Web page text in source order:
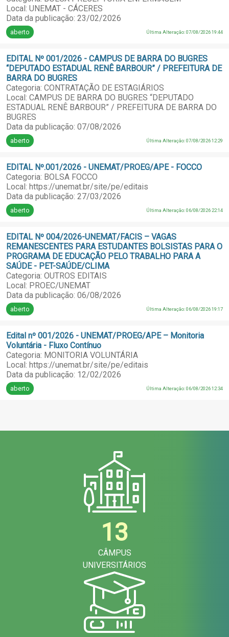
Local: UNEMAT - CÁCERES
Data da publicação: 23/02/2026
aberto Última Alteração: 07/08/2026 19:44
EDITAL Nº 001/2026 - CAMPUS DE BARRA DO BUGRES
“DEPUTADO ESTADUAL RENÊ BARBOUR” / PREFEITURA DE
BARRA DO BUGRES
Categoria: CONTRATAÇÃO DE ESTAGIÁRIOS
Local: CAMPUS DE BARRA DO BUGRES “DEPUTADO
ESTADUAL RENÊ BARBOUR” / PREFEITURA DE BARRA DO
BUGRES
Data da publicação: 07/08/2026
aberto Última Alteração: 07/08/2026 12:29
EDITAL Nº.001/2026 - UNEMAT/PROEG/APE - FOCCO
Categoria: BOLSA FOCCO
Local: https://unemat.br/site/pe/editais
Data da publicação: 27/03/2026
aberto Última Alteração: 06/08/2026 22:14
EDITAL Nº 004/2026-UNEMAT/FACIS – VAGAS
REMANESCENTES PARA ESTUDANTES BOLSISTAS PARA O
PROGRAMA DE EDUCAÇÃO PELO TRABALHO PARA A
SAÚDE - PET-SAÚDE/CLIMA
Categoria: OUTROS EDITAIS
Local: PROEC/UNEMAT
Data da publicação: 06/08/2026
aberto Última Alteração: 06/08/2026 19:17
Edital nº 001/2026 - UNEMAT/PROEG/APE – Monitoria
Voluntária - Fluxo Contínuo
Categoria: MONITORIA VOLUNTÁRIA
Local: https://unemat.br/site/pe/editais
Data da publicação: 12/02/2026
aberto Última Alteração: 06/08/2026 12:34
13
CÂMPUS
UNIVERSITÁRIOS